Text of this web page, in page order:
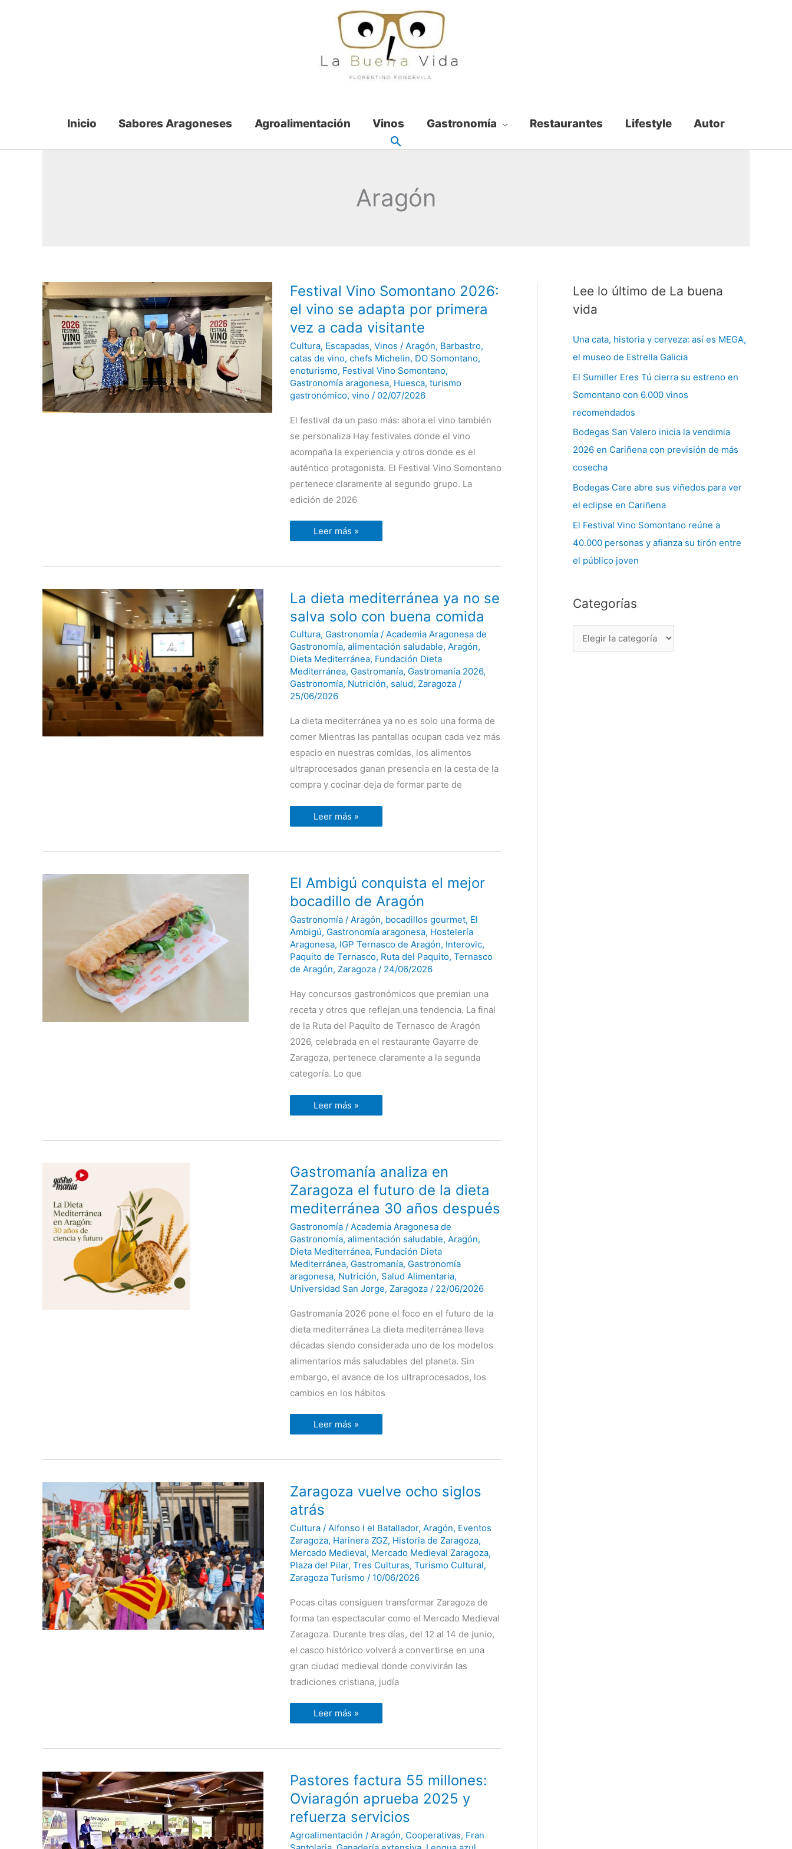
Inicio Sabores Aragoneses Agroalimentación Vinos Gastronomía Restaurantes Lifestyle Autor
Aragón
Festival Vino Somontano 2026:
el vino se adapta por primera
vez a cada visitante
Cultura, Escapadas, Vinos / Aragón, Barbastro,
catas de vino, chefs Michelin, DO Somontano,
enoturismo, Festival Vino Somontano,
Gastronomía aragonesa, Huesca, turismo
gastronómico, vino/ 02/07/2026
El festival da un paso más: ahora el vino también
se personaliza Hay festivales donde el vino
acompaña la experiencia y otros donde es el
auténtico protagonista. El Festival Vino Somontano
pertenece claramente al segundo grupo. La
edición de 2026
Festival
Vino
Somontano
2026:
vino
adapta
por
primera
vez
a
cada
visitante
Leer más »
La dieta mediterránea ya no se
salva solo con buena comida
Cultura, Gastronomía/ Academia Aragonesa de
Gastronomía, alimentación saludable, Aragón,
Dieta Mediterránea, Fundación Dieta
Mediterránea, Gastromanía, Gastromanía 2026,
Gastronomía, Nutrición, salud, Zaragoza/
25/06/2026
La dieta mediterránea ya no es solo una forma de
comer Mientras las pantallas ocupan cada vez más
espacio en nuestras comidas, los alimentos
ultraprocesados ganan presencia en la cesta de la
compra y cocinar deja de formar parte de
La
dieta
mediterránea
ya
se
salva
solo
con
buena
comida
Leer más »
El Ambigú conquista el mejor
bocadillo de Aragón
Gastronomía/ Aragón, bocadillos gourmet, El
Ambigú, Gastronomía aragonesa, Hostelería
Aragonesa, IGP Ternasco de Aragón, Interovic,
Paquito de Ternasco, Ruta del Paquito, Ternasco
de Aragón, Zaragoza/ 24/06/2026
Hay concursos gastronómicos que premian una
receta y otros que reflejan una tendencia. La final
de la Ruta del Paquito de Ternasco de Aragón
2026, celebrada en el restaurante Gayarre de
Zaragoza, pertenece claramente a la segunda
categoría. Lo que
El
Ambigú
conquista
el
bocadillo
de
Aragón
Leer más »
Gastromanía analiza en
Zaragoza el futuro de la dieta
mediterránea 30 años después
Gastronomía/ Academia Aragonesa de
Gastronomía, alimentación saludable, Aragón,
Dieta Mediterránea, Fundación Dieta
Mediterránea, Gastromanía, Gastronomía
aragonesa, Nutrición, Salud Alimentaria,
Universidad San Jorge, Zaragoza/ 22/06/2026
Gastromanía 2026 pone el foco en el futuro de la
dieta mediterránea La dieta mediterránea lleva
décadas siendo considerada uno de los modelos
alimentarios más saludables del planeta. Sin
embargo, el avance de los ultraprocesados, los
cambios en los hábitos
Gastromanía
analiza
en
Zaragoza
el
futuro
la
dieta
mediterránea
30
años
después
Leer más »
Zaragoza vuelve ocho siglos
atrás
Cultura/ Alfonso I el Batallador, Aragón, Eventos
Zaragoza, Harinera ZGZ, Historia de Zaragoza,
Mercado Medieval, Mercado Medieval Zaragoza,
Plaza del Pilar, Tres Culturas, Turismo Cultural,
Zaragoza Turismo/ 10/06/2026
Pocas citas consiguen transformar Zaragoza de
forma tan espectacular como el Mercado Medieval
Zaragoza. Durante tres días, del 12 al 14 de junio,
el casco histórico volverá a convertirse en una
gran ciudad medieval donde convivirán las
tradiciones cristiana, judía
Zaragoza
vuelve
ocho
siglos
atrás
Leer más »
Pastores factura 55 millones:
Oviaragón aprueba 2025 y
refuerza servicios
Agroalimentación / Aragón, Cooperativas, Fran
Pastores
factura
millones:
Oviaragón
aprueba
y
refuerza
Lee lo último de La buena
vida
Una cata, historia y cerveza: así es MEGA,
el museo de Estrella Galicia
El Sumiller Eres Tú cierra su estreno en
Somontano con 6.000 vinos
recomendados
Bodegas San Valero inicia la vendimia
2026 en Cariñena con previsión de más
cosecha
Bodegas Care abre sus viñedos para ver
el eclipse en Cariñena
El Festival Vino Somontano reúne a
40.000 personas y afianza su tirón entre
el público joven
Categorías
C
a
e
g
o
r
í
a
s